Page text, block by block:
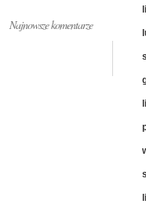
Najnowsze komentarze